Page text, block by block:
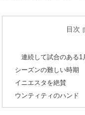
目次
連続して試合のある1
シーズンの難しい時期
イニエスタを絶賛
ウンティティのハンド